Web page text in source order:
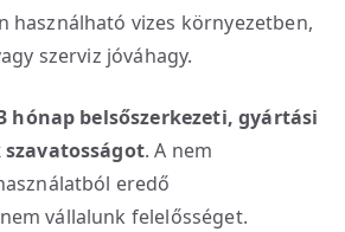
használható vizes környezetben,
szerviz jóváhagy.
hónap belsőszerkezeti, gyártási
. A nem
eredő
vállalunk felelősséget.